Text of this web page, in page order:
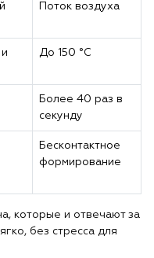
Поток воздуха
До 150 °C
Более 40 раз в
секунду
Бесконтактное
формирование
которые и отвечают за
без стресса для